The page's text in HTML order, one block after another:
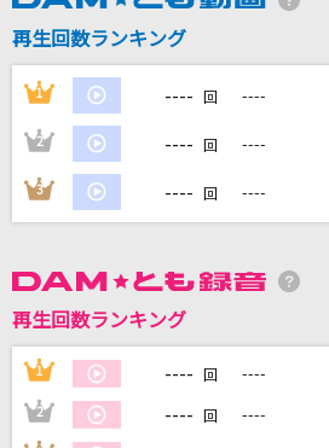
Mrs. GREEN APPLE
カラオケ最新情報をチェ
再生回数ランキング
1 ---- 回 ----
2 ---- 回 ----
3 ---- 回 ----
再生回数ランキング
1 ---- 回 ----
2 ---- 回 ----